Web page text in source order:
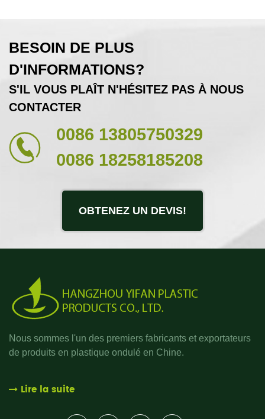
BESOIN DE PLUS
D'INFORMATIONS?
S'IL VOUS PLAÎT N'HÉSITEZ PAS À NOUS
CONTACTER
0086 13805750329
0086 18258185208
OBTENEZ UN DEVIS!
Nous sommes l'un des premiers fabricants et exportateurs
de produits en plastique ondulé en Chine.
Lire la suite